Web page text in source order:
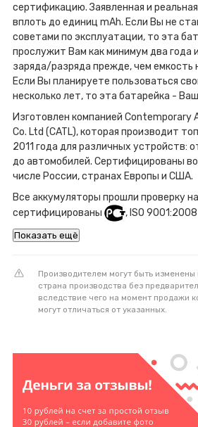
сертификацию. Заявленная и
вплоть до единиц mAh. Если Вы не
советами по эксплуатации, то эта
прослужит Вам как минимум два года
заряда/разряда прежде, чем емкость
Если Вы планируете пользоваться
несколько лет, то эта батарейка -
Изготовлен компанией Contemporary
Co. Ltd (CATL), которая производит
2011 года для различных устройств:
до автомобилей. Сертифицированы
числе России, странах Европы и США.
Все аккумуляторы прошли проверку
сертифицированы
, ISO 9001:2008
Показать ещё
Производителем могут быть изменены
страна производства без
вследствие чего на момент продажи
могут отличаться от указанных.